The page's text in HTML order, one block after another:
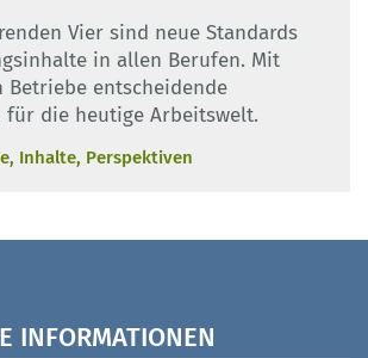
Vier sind neue Standards
in allen Berufen. Mit
entscheidende
für die heutige Arbeitswelt.
Inhalte, Perspektiven
INFORMATIONEN